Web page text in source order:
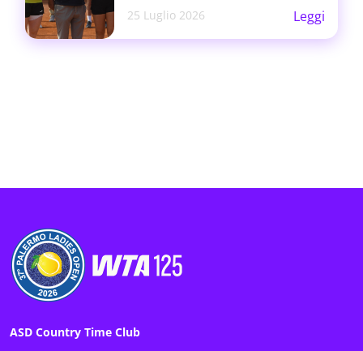
25 Luglio 2026
Leggi
ASD Country Time Club